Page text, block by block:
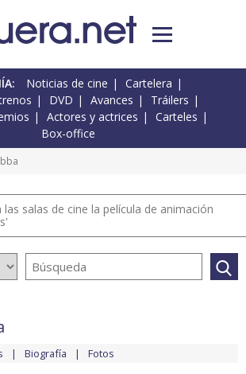
Noticias de cine
Cartelera
DVD Avances
Tráilers
Actores y actrices
Carteles
Box-office
las salas de cine la película de animación
Biografía Fotos